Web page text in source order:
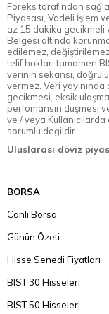
Foreks tarafından
Piyasası, Vadeli İşlem
az 15 dakika gecikmeli
Belgesi altında
edilemez,
telif hakları tamamen
verinin sekansı,
vermez. Veri
gecikmesi, eksik
perfomansın düşmesi
ve / veya
sorumlu değildir.
Uluslarası döviz
BORSA
Canlı Borsa
Günün Özeti
Hisse Senedi Fiyatları
BIST 30 Hisseleri
BIST 50 Hisseleri